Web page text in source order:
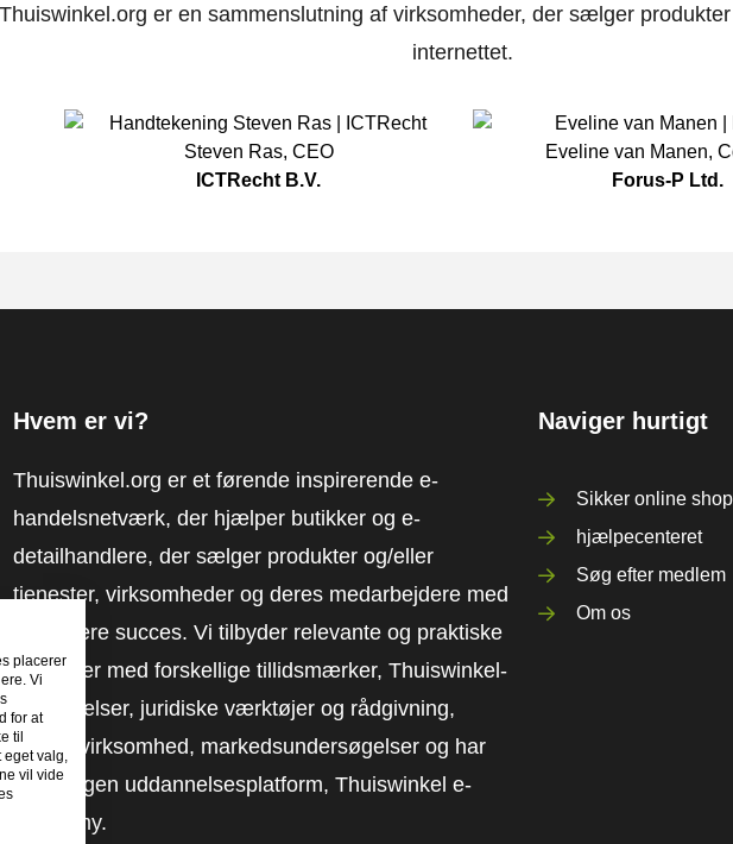
er en sammenslutning af virksomheder, der sælger
internettet.
Steven Ras, CEO
ICTRecht B.V.
Eveline van Manen,
Forus-P Ltd.
Hvem er vi?
Thuiswinkel.org er et førende inspirerende e-
handelsnetværk, der hjælper butikker og e-
detailhandlere, der sælger produkter og/eller
tjenester, virksomheder og deres medarbejdere med
at få mere succes. Vi tilbyder relevante og praktiske
løsninger med forskellige tillidsmærker, Thuiswinkel-
anmeldelser, juridiske værktøjer og rådgivning,
fortalervirksomhed, markedsundersøgelser og har
vores egen uddannelsesplatform, Thuiswinkel e-
Academy.
Naviger hurtigt
Sikker online
hjælpecenteret
Søg efter medlem
Om os
placerer
Vi
for at
til
eget valg,
vil vide